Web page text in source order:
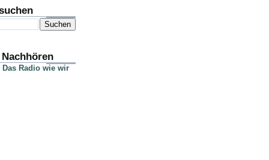
Das Radio wie wir